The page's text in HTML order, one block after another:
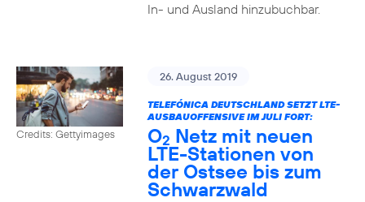
In- und Ausland hinzubuchbar.
Credits: Gettyimages
26. August 2019
TELEFÓNICA DEUTSCHLAND SETZT LTE-
AUSBAUOFFENSIVE IM JULI FORT:
O2 Netz mit neuen
LTE-Stationen von
der Ostsee bis zum
Schwarzwald